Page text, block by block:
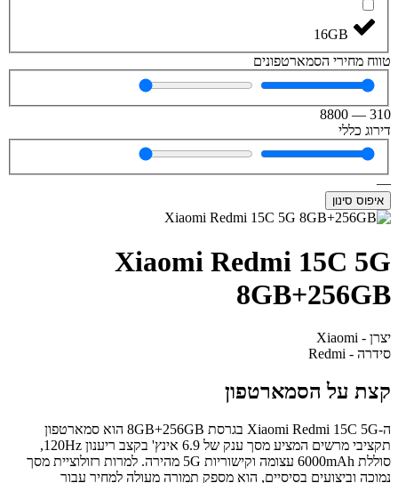
16GB
טווח מחירי הסמארטפונים
310
—
8800
דירוג כללי
—
איפוס סינון
Xiaomi Redmi 15C 5G
8GB+256GB
יצרן - Xiaomi
סידרה - Redmi
קצת על הסמארטפון
ה-Xiaomi Redmi 15C 5G בגרסת 8GB+256GB הוא סמארטפון
תקציבי מרשים המציע מסך ענק של 6.9 אינץ' בקצב ריענון 120Hz,
סוללת 6000mAh עצומה וקישוריות 5G מהירה. למרות רזולוציית מסך
נמוכה וביצועים בסיסיים, הוא מספק תמורה מעולה למחיר עבור